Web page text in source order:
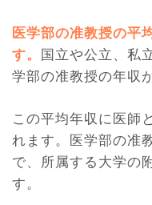
医学部の准教授の平
す。 国立や公立、私
学部の准教授の年収
この平均年収に医師
れます。医学部の准
で、所属する大学の
す。